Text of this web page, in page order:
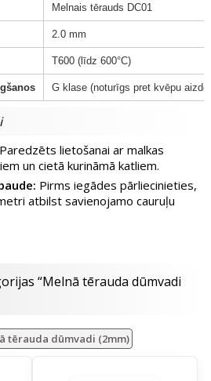
Melnais tērauds DC01
2.0 mm
T600 (līdz 600°C)
G klase (noturīgs pret kvēpu
Paredzēts lietošanai ar malkas
un cietā kurināmā katliem.
Pirms iegādes pārliecinieties,
atbilst savienojamo cauruļu
“Melnā tērauda dūmvadi
tērauda dūmvadi (2mm)